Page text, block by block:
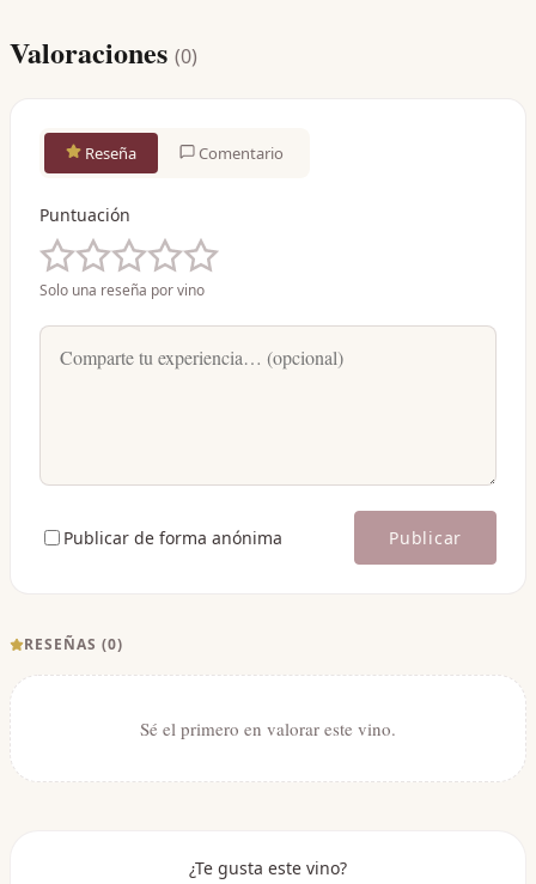
Valoraciones (0)
Reseña Comentario
Puntuación
Solo una reseña por vino
Publicar de forma anónima Publicar
RESEÑAS (0)
Sé el primero en valorar este vino.
¿Te gusta este vino?